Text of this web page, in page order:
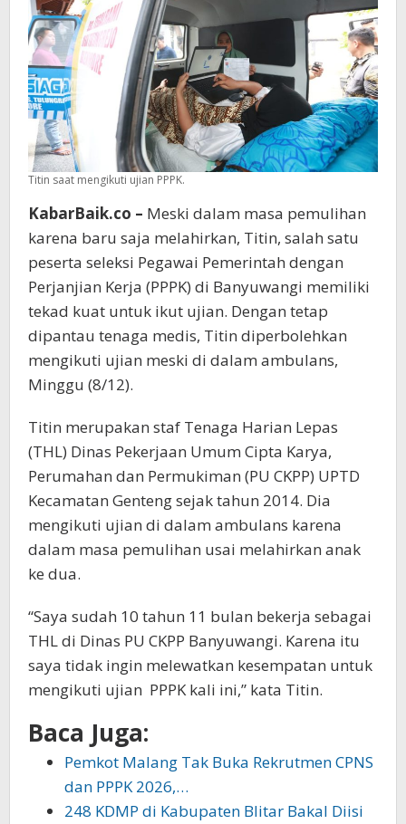
Titin saat mengikuti ujian PPPK.
KabarBaik.co – Meski dalam masa pemulihan
karena baru saja melahirkan, Titin, salah satu
peserta seleksi Pegawai Pemerintah dengan
Perjanjian Kerja (PPPK) di Banyuwangi memiliki
tekad kuat untuk ikut ujian. Dengan tetap
dipantau tenaga medis, Titin diperbolehkan
mengikuti ujian meski di dalam ambulans,
Minggu (8/12).
Titin merupakan staf Tenaga Harian Lepas
(THL) Dinas Pekerjaan Umum Cipta Karya,
Perumahan dan Permukiman (PU CKPP) UPTD
Kecamatan Genteng sejak tahun 2014. Dia
mengikuti ujian di dalam ambulans karena
dalam masa pemulihan usai melahirkan anak
ke dua.
“Saya sudah 10 tahun 11 bulan bekerja sebagai
THL di Dinas PU CKPP Banyuwangi. Karena itu
saya tidak ingin melewatkan kesempatan untuk
mengikuti ujian PPPK kali ini,” kata Titin.
Baca Juga:
Pemkot Malang Tak Buka Rekrutmen CPNS
dan PPPK 2026,…
248 KDMP di Kabupaten Blitar Bakal Diisi